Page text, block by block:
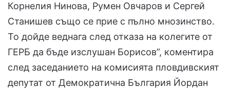
Корнелия Нинова, Румен Овчаров и Сергей
Станишев също се прие с пълно мнозинство.
То дойде веднага след отказа на колегите от
ГЕРБ да бъде изслушан Борисов”, коментира
след заседанието на комисията пловдивският
депутат от Демократична България Йордан